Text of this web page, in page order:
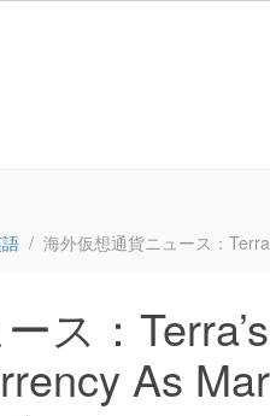
海外仮想通貨ニュース：
ス：
As